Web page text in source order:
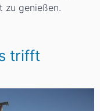
zu genießen.
trifft